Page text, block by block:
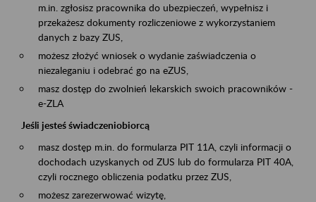
m.in. zgłosisz pracownika do ubezpieczeń, wypełnisz i
przekażesz dokumenty rozliczeniowe z wykorzystaniem
danych z bazy ZUS,
możesz złożyć wniosek o wydanie zaświadczenia o
niezaleganiu i odebrać go na eZUS,
masz dostęp do zwolnień lekarskich swoich pracowników -
e-ZLA
Jeśli jesteś świadczeniobiorcą
masz dostęp m.in. do formularza PIT 11A, czyli informacji o
dochodach uzyskanych od ZUS lub do formularza PIT 40A,
czyli rocznego obliczenia podatku przez ZUS,
możesz zarezerwować wizytę,